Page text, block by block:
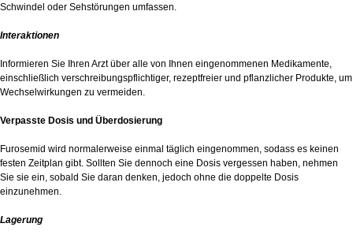
Schwindel oder Sehstörungen umfassen.
Interaktionen
Informieren Sie Ihren Arzt über alle von Ihnen eingenommenen Medikamente,
einschließlich verschreibungspflichtiger, rezeptfreier und pflanzlicher Produkte, um
Wechselwirkungen zu vermeiden.
Verpasste Dosis und Überdosierung
Furosemid wird normalerweise einmal täglich eingenommen, sodass es keinen
festen Zeitplan gibt. Sollten Sie dennoch eine Dosis vergessen haben, nehmen
Sie sie ein, sobald Sie daran denken, jedoch ohne die doppelte Dosis
einzunehmen.
Lagerung